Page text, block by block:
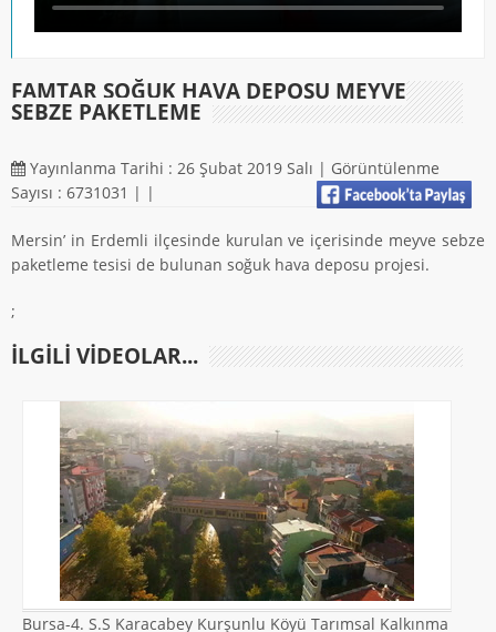
FAMTAR SOĞUK HAVA DEPOSU MEYVE
SEBZE PAKETLEME
Yayınlanma Tarihi : 26 Şubat 2019 Salı | Görüntülenme
Sayısı : 6731031 | |
Mersin’ in Erdemli ilçesinde kurulan ve içerisinde meyve sebze
paketleme tesisi de bulunan soğuk hava deposu projesi.
;
ILGILI VIDEOLAR...
Bursa-4. S.S Karacabey Kurşunlu Köyü Tarımsal Kalkınma